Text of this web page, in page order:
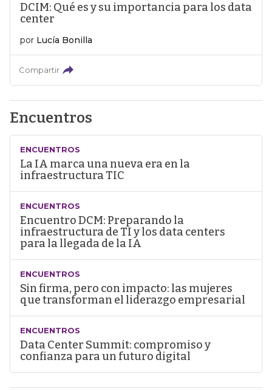
DCIM: Qué es y su importancia para los data
center
por Lucía Bonilla
Compartir
Encuentros
ENCUENTROS
La IA marca una nueva era en la
infraestructura TIC
ENCUENTROS
Encuentro DCM: Preparando la
infraestructura de TI y los data centers
para la llegada de la IA
ENCUENTROS
Sin firma, pero con impacto: las mujeres
que transforman el liderazgo empresarial
ENCUENTROS
Data Center Summit: compromiso y
confianza para un futuro digital